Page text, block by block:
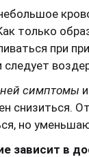
только
при
следует
симптомы
снизиться.
но
зависит в